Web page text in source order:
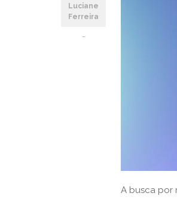
Luciane
Ferreira
-
A busca por